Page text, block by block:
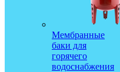
Мембранные
баки для
горячего
водоснабжения